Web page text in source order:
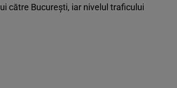
către București, iar nivelul traficului